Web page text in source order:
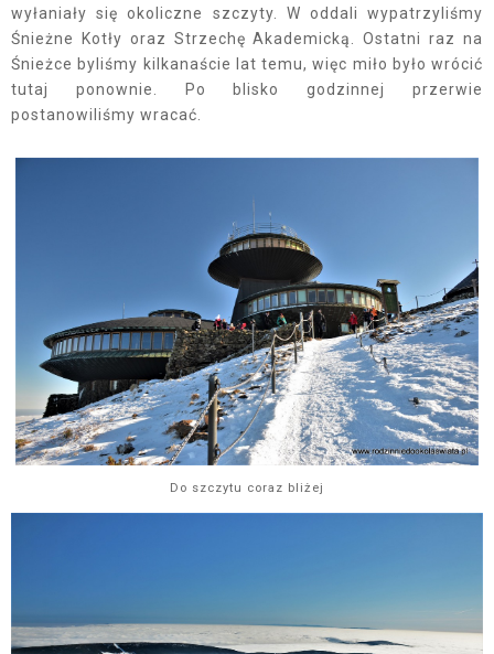
wyłaniały się okoliczne szczyty. W oddali wypatrzyliśmy
Śnieżne Kotły oraz Strzechę Akademicką. Ostatni raz na
Śnieżce byliśmy kilkanaście lat temu, więc miło było wrócić
tutaj ponownie. Po blisko godzinnej przerwie
postanowiliśmy wracać.
Do szczytu coraz bliżej